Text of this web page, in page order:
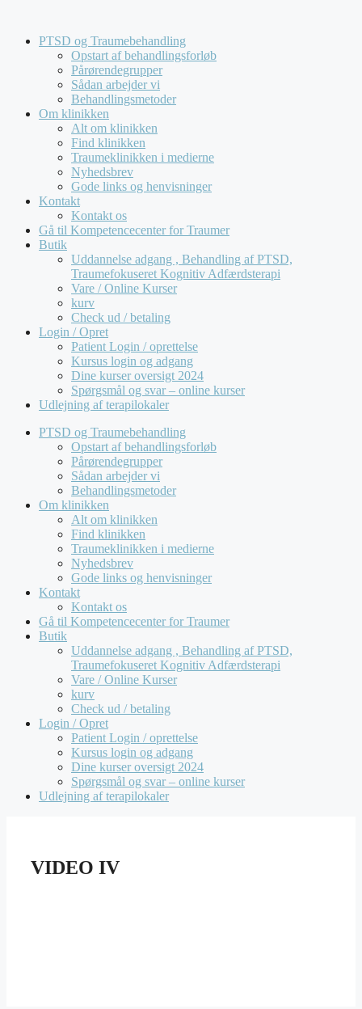
indholdPTSD og Traumebehandling
Opstart af behandlingsforløb
Pårørendegrupper
Sådan arbejder vi
Behandlingsmetoder
Om klinikken
Alt om klinikken
Find klinikken
Traumeklinikken i medierne
Nyhedsbrev
Gode links og henvisninger
Kontakt
Kontakt os
Gå til Kompetencecenter for Traumer
Butik
Uddannelse adgang , Behandling af PTSD,
Traumefokuseret Kognitiv Adfærdsterapi
Vare / Online Kurser
kurv
Check ud / betaling
Login / Opret
Patient Login / oprettelse
Kursus login og adgang
Dine kurser oversigt 2024
Spørgsmål og svar – online kurser
Udlejning af terapilokaler
PTSD og Traumebehandling
Opstart af behandlingsforløb
Pårørendegrupper
Sådan arbejder vi
Behandlingsmetoder
Om klinikken
Alt om klinikken
Find klinikken
Traumeklinikken i medierne
Nyhedsbrev
Gode links og henvisninger
Kontakt
Kontakt os
Gå til Kompetencecenter for Traumer
Butik
Uddannelse adgang , Behandling af PTSD,
Traumefokuseret Kognitiv Adfærdsterapi
Vare / Online Kurser
kurv
Check ud / betaling
Login / Opret
Patient Login / oprettelse
Kursus login og adgang
Dine kurser oversigt 2024
Spørgsmål og svar – online kurser
Udlejning af terapilokaler
VIDEO IV
behandlerikkehenvendelser fra private.